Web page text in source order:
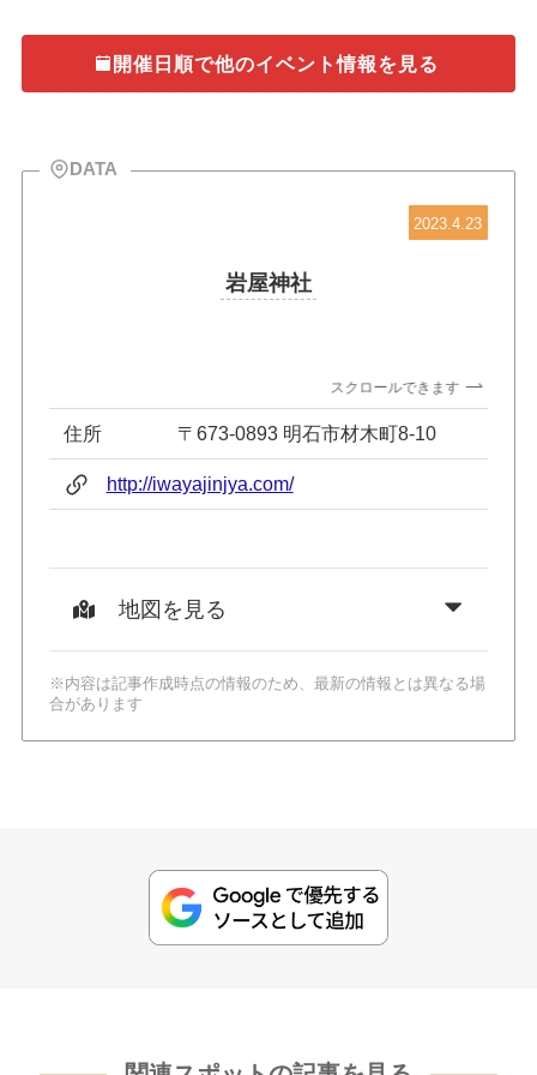
開催日順で他のイベント情報を見る
DATA
2023.4.23
岩屋神社
スクロールできます
住所 〒673-0893 明石市材木町8-10
http://iwayajinjya.com/
地図を見る
※内容は記事作成時点の情報のため、最新の情報とは異なる場
合があります